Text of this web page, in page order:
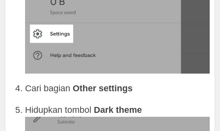
Cari bagianOther settings
Hidupkan tombol Dark theme